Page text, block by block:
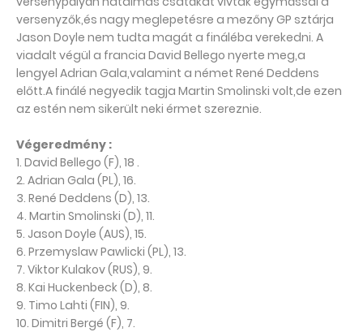
versenyzők,és nagy meglepetésre a mezőny GP sztárja
Jason Doyle nem tudta magát a fináléba verekedni. A
viadalt végül a francia David Bellego nyerte meg,a
lengyel Adrian Gala,valamint a német René Deddens
előtt.A finálé negyedik tagja Martin Smolinski volt,de ezen
az estén nem sikerült neki érmet szereznie.
Végeredmény :
1. David Bellego (F), 18 .
2. Adrian Gala (PL), 16.
3. René Deddens (D), 13.
4. Martin Smolinski (D), 11.
5. Jason Doyle (AUS), 15.
6. Przemyslaw Pawlicki (PL), 13.
7. Viktor Kulakov (RUS), 9.
8. Kai Huckenbeck (D), 8.
9. Timo Lahti (FIN), 9.
10. Dimitri Bergé (F), 7.